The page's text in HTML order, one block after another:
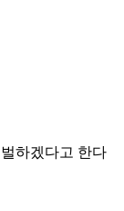
하겠다고 한다